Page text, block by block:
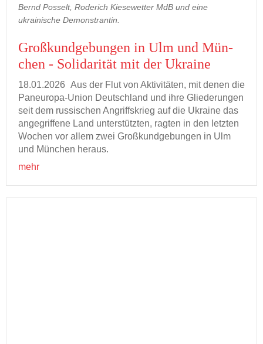
Bernd Posselt, Roderich Kiesewetter MdB und eine
ukrainische Demonstrantin.
Groß­kund­ge­bun­gen in Ulm und Mün­
chen - So­li­da­ri­tät mit der Ukrai­ne
18.01.2026 Aus der Flut von Ak­ti­vi­tä­ten, mit denen die
Paneuropa-​Union Deutsch­land und ihre Glie­de­run­gen
seit dem rus­si­schen An­griffs­krieg auf die Ukrai­ne das
an­ge­grif­fe­ne Land un­ter­stütz­ten, rag­ten in den letz­ten
Wo­chen vor allem zwei Groß­kund­ge­bun­gen in Ulm
und Mün­chen her­aus.
mehr